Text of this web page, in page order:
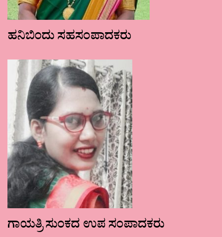
ಹನಿಬಿಂದು ಸಹಸಂಪಾದಕರು
ಗಾಯತ್ರಿ ಸುಂಕದ ಉಪ ಸಂಪಾದಕರು